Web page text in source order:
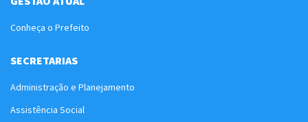
Conheça o Prefeito
SECRETARIAS
Administração e Planejamento
Assistência Social